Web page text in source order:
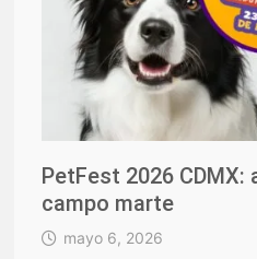
PetFest 2026
campo marte
mayo 6, 2026